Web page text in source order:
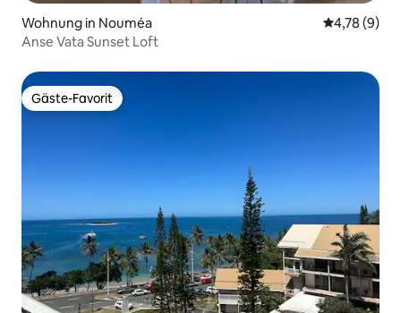
Wohnung in Nouméa
4,78 (9)
Anse Vata Sunset Loft
Gäste-Favorit
Gäste-Favorit